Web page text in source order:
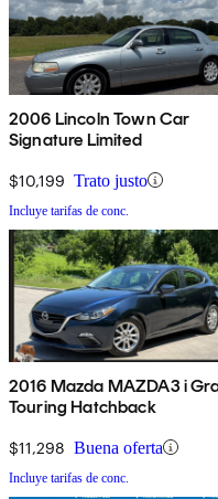
2006 Lincoln Town Car
Signature Limited
$10,199 Trato justo
Incluye tarifas de conc.
2016 Mazda MAZDA3 i
Touring Hatchback
$11,298 Buena oferta
Incluye tarifas de conc.